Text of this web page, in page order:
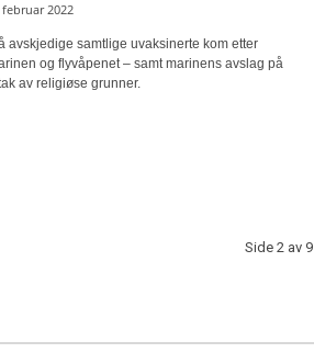
februar 2022
avskjedige samtlige uvaksinerte kom etter
og flyvåpenet – samt marinens avslag på
av religiøse grunner.
Side 2 av 9